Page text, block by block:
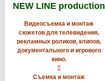
NEW LINE production
Видеосъемка и монтаж
сюжетов для телевидения,
рекламных роликов, клипов,
документального и игрового
кино.

Съемка и монтаж